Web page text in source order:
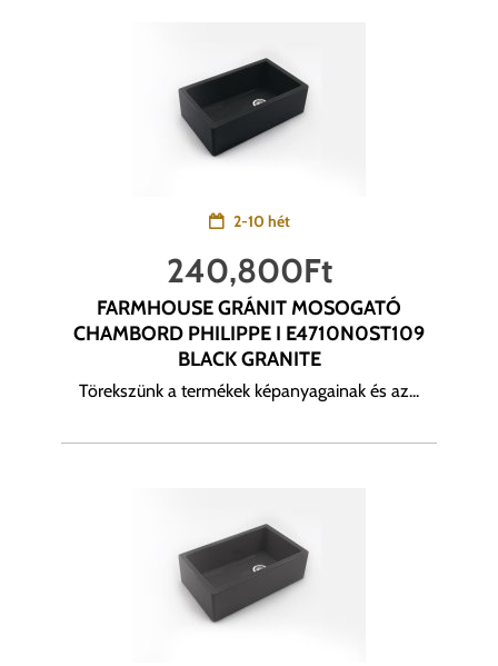
2-10 hét
240,800Ft
FARMHOUSE GRÁNIT MOSOGATÓ
CHAMBORD PHILIPPE I E4710N0ST109
BLACK GRANITE
Törekszünk a termékek képanyagainak és az...